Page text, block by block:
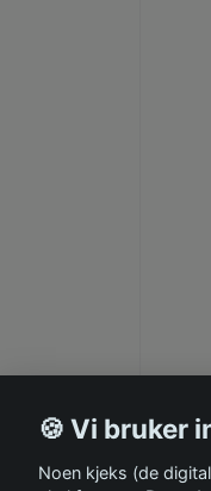
🍪 Vi bruker
Noen kjeks (de